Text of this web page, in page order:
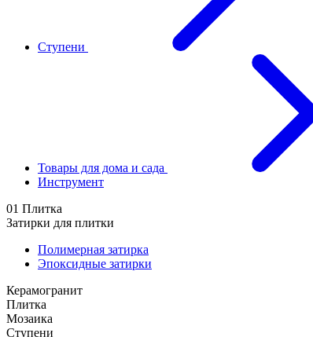
Ступени
Товары для дома и сада
Инструмент
01 Плитка
Затирки для плитки
Полимерная затирка
Эпоксидные затирки
Керамогранит
Плитка
Мозаика
Ступени